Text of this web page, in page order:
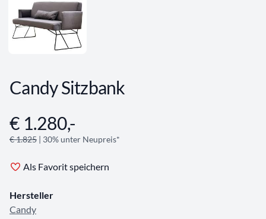
Candy Sitzbank
Angebotsinformationen
€ 1.280,-
€ 1.825 | 30% unter Neupreis*
Als Favorit speichern
Hersteller
Candy